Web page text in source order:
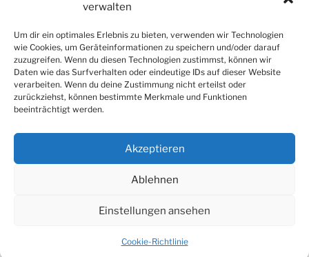
verwalten
Um dir ein optimales Erlebnis zu bieten, verwenden wir Technologien
wie Cookies, um Geräteinformationen zu speichern und/oder darauf
zuzugreifen. Wenn du diesen Technologien zustimmst, können wir
Daten wie das Surfverhalten oder eindeutige IDs auf dieser Website
verarbeiten. Wenn du deine Zustimmung nicht erteilst oder
zurückziehst, können bestimmte Merkmale und Funktionen
beeinträchtigt werden.
Akzeptieren
Ablehnen
Einstellungen ansehen
Cookie-Richtlinie